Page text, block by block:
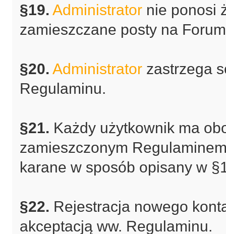
§19. Administratornie ponosi
zamieszczane posty na
§20. Administratorzastrzega
Regulaminu.
§21. Każdy użytkownik ma
zamieszczonym
karane w sposób opisany w
§22. Rejestracja nowego
akceptacją ww. Regulaminu.